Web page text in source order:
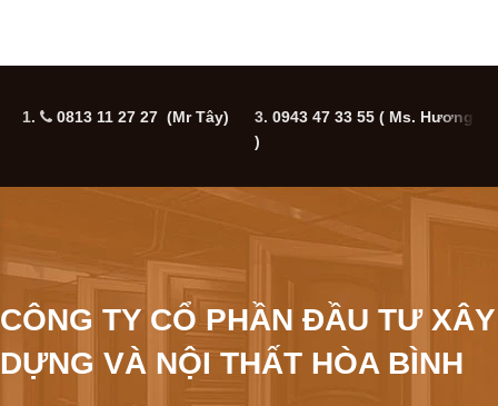
1. 0813 11 27 27 (Mr Tây) 3. 0943 47 33 55 ( Ms. Hương
)
CÔNG TY CỔ PHẦN ĐẦU TƯ XÂY
DỰNG VÀ NỘI THẤT HÒA BÌNH